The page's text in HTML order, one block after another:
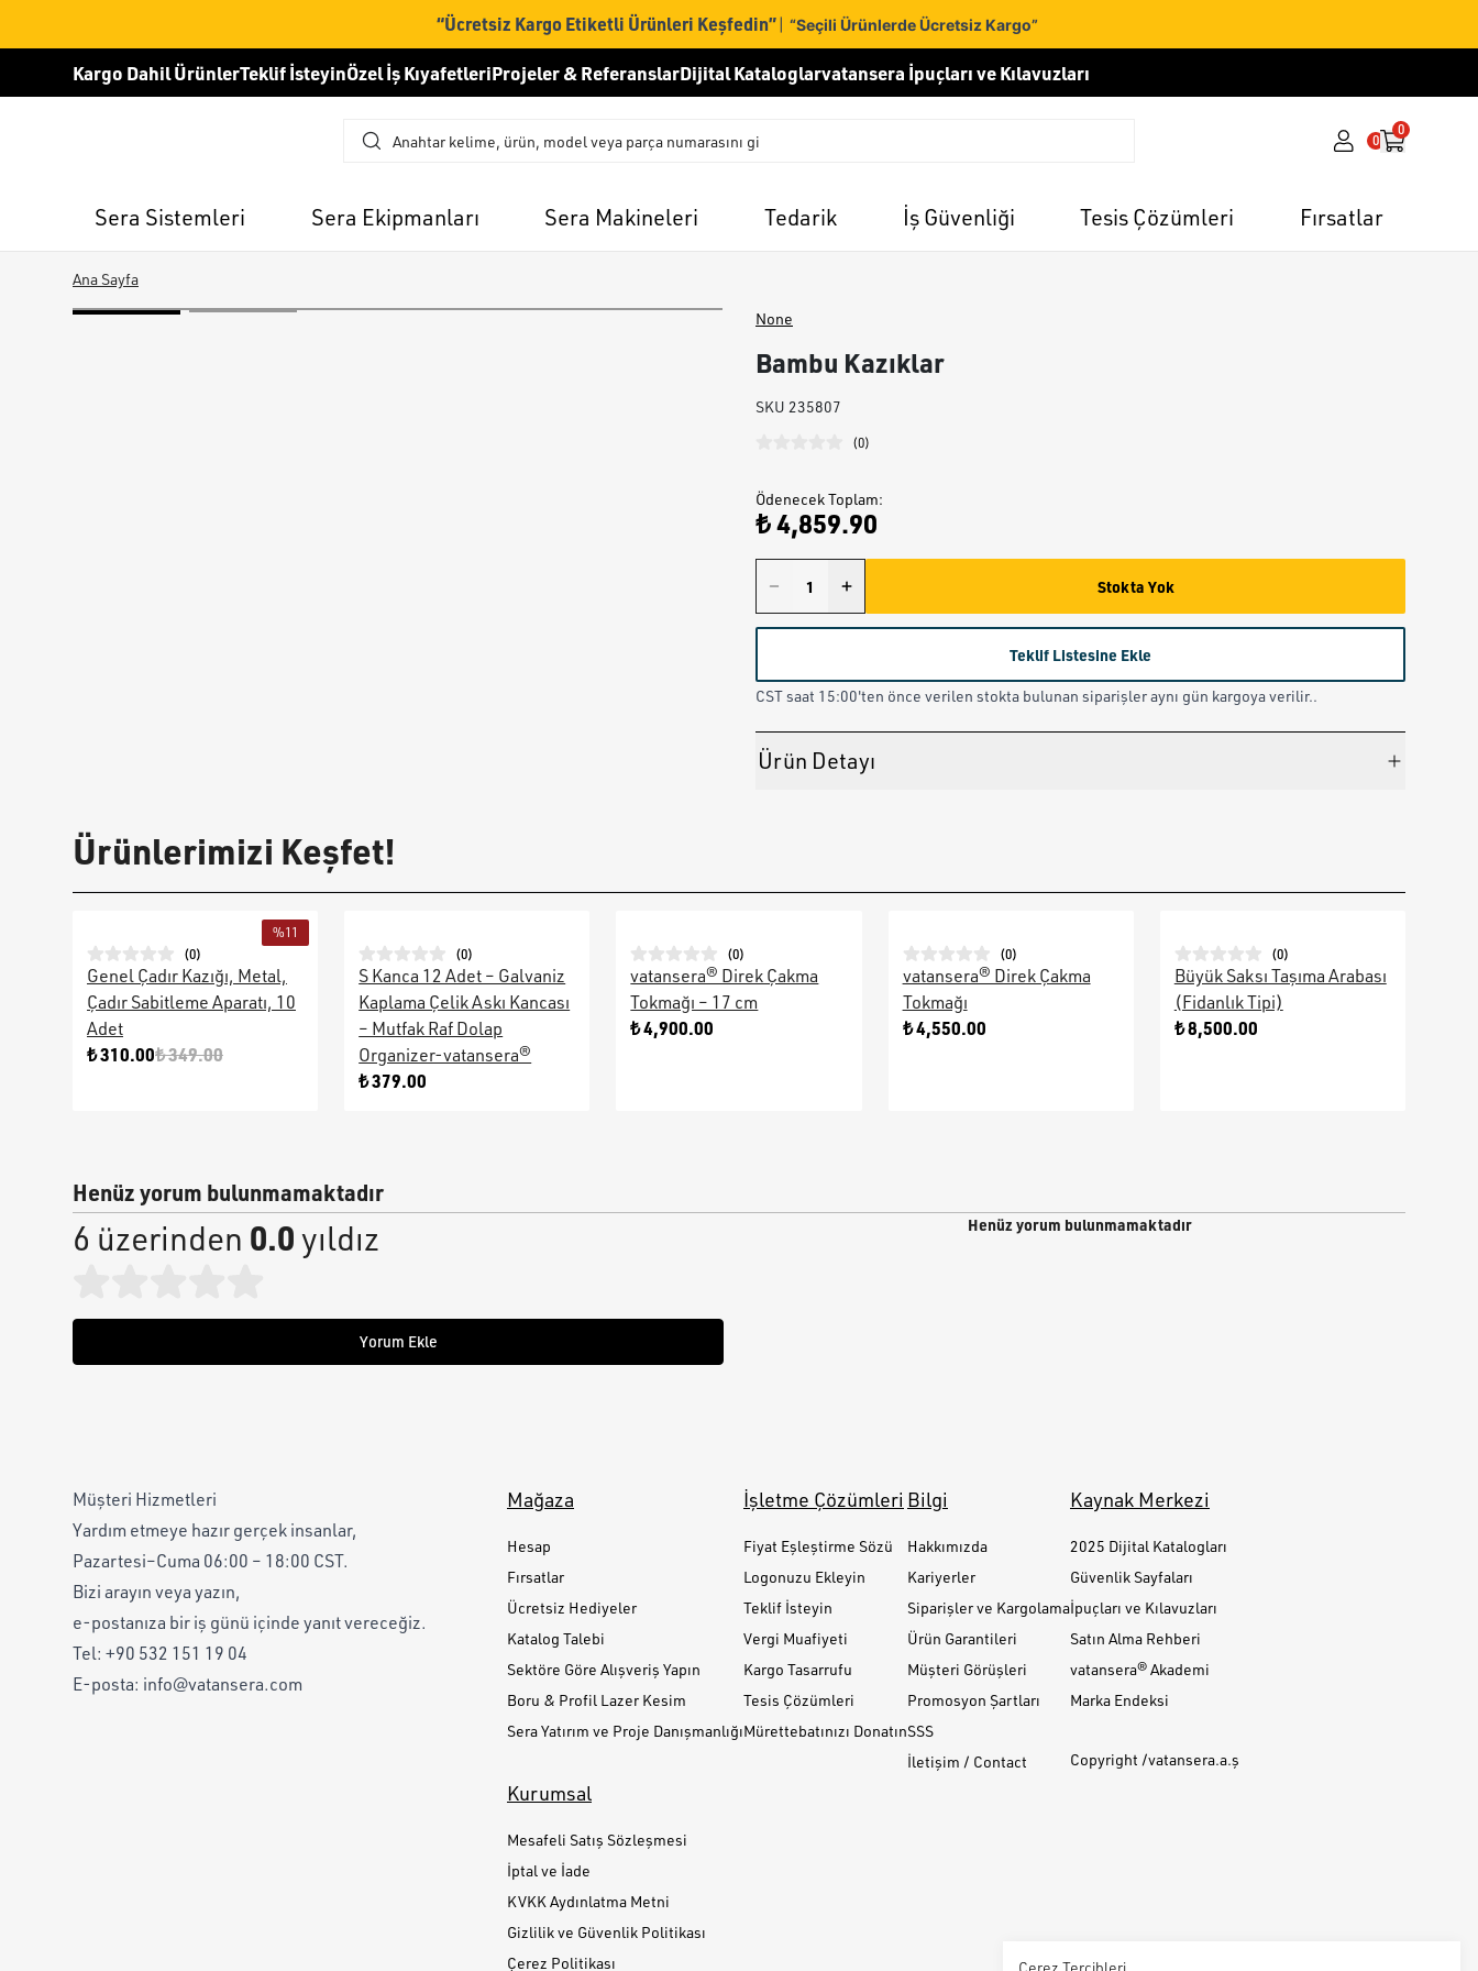
Çerez Tercihleri
“Ücretsiz Kargo Etiketli Ürünleri Keşfedin”| “Seçili Ürünlerde Ücretsiz Kargo”
Kargo Dahil ÜrünlerTeklif İsteyinÖzel İş KıyafetleriProjeler & ReferanslarDijital Kataloglarvatansera İpuçları ve Kılavuzları
0
0
Sera Sistemleri Sera Ekipmanları Sera Makineleri Tedarik İş Güvenliği Tesis Çözümleri Fırsatlar
Ana Sayfa
None
Bambu Kazıklar
SKU 235807
(0)
Ödenecek Toplam:
₺ 4,859.90
Stokta Yok
Teklif Listesine Ekle
CST saat 15:00'ten önce verilen stokta bulunan siparişler aynı gün kargoya verilir..
Ürün Detayı
Ürünlerimizi Keşfet!
%11
(0)
Genel Çadır Kazığı, Metal,
Çadır Sabitleme Aparatı, 10
Adet
₺ 310.00₺ 349.00
(0)
S Kanca 12 Adet – Galvaniz
Kaplama Çelik Askı Kancası
– Mutfak Raf Dolap
Organizer-vatansera®
₺ 379.00
(0)
vatansera® Direk Çakma
Tokmağı – 17 cm
₺ 4,900.00
(0)
vatansera® Direk Çakma
Tokmağı
₺ 4,550.00
(0)
Büyük Saksı Taşıma Arabası
(Fidanlık Tipi)
₺ 8,500.00
Henüz yorum bulunmamaktadır
6 üzerinden 0.0yıldız
Yorum Ekle
Henüz yorum bulunmamaktadır
Müşteri Hizmetleri
Yardım etmeye hazır gerçek insanlar,
Pazartesi–Cuma 06:00 – 18:00 CST.
Bizi arayın veya yazın,
e-postanıza bir iş günü içinde yanıt vereceğiz.
Tel: +90 532 151 19 04
E-posta: info@vatansera.com
Mağaza
Hesap
Fırsatlar
Ücretsiz Hediyeler
Katalog Talebi
Sektöre Göre Alışveriş Yapın
Boru & Profil Lazer Kesim
Sera Yatırım ve Proje Danışmanlığı
İşletme Çözümleri
Fiyat Eşleştirme Sözü
Logonuzu Ekleyin
Teklif İsteyin
Vergi Muafiyeti
Kargo Tasarrufu
Tesis Çözümleri
Mürettebatınızı Donatın
Bilgi
Hakkımızda
Kariyerler
Siparişler ve Kargolama
Ürün Garantileri
Müşteri Görüşleri
Promosyon Şartları
SSS
İletişim / Contact
Kaynak Merkezi
2025 Dijital Katalogları
Güvenlik Sayfaları
İpuçları ve Kılavuzları
Satın Alma Rehberi
vatansera® Akademi
Marka Endeksi
Copyright /vatansera.a.ş
Kurumsal
Mesafeli Satış Sözleşmesi
İptal ve İade
KVKK Aydınlatma Metni
Gizlilik ve Güvenlik Politikası
Çerez Politikası